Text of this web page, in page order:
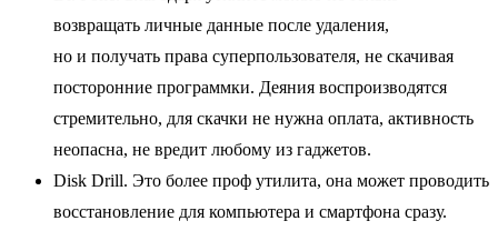
возвращать личные данные после удаления,
но и получать права суперпользователя, не скачивая
посторонние программки. Деяния воспроизводятся
стремительно, для скачки не нужна оплата, активность
неопасна, не вредит любому из гаджетов.
Disk Drill. Это более проф утилита, она может проводить
восстановление для компьютера и смартфона сразу.